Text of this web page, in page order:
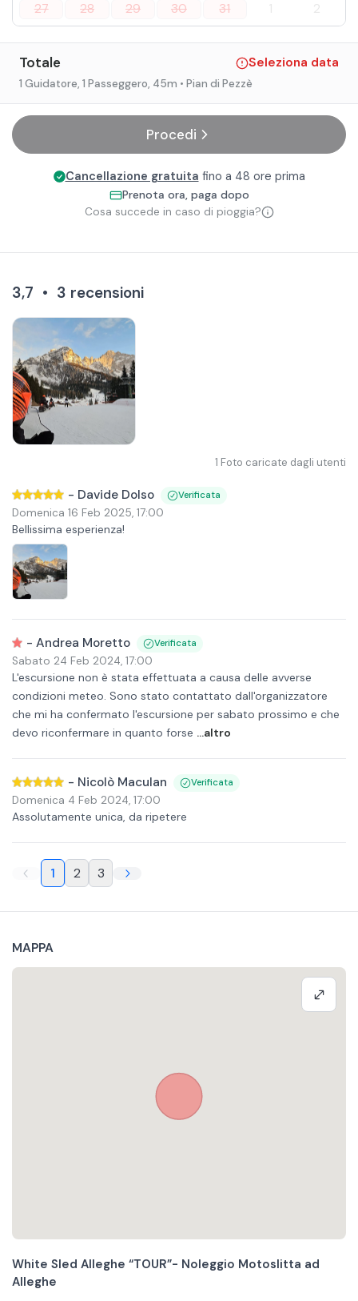
27
28 29 30 31 1 2
Totale Seleziona data
1 Guidatore, 1 Passeggero, 45m • Pian di Pezzè
Procedi
Cancellazione gratuita fino a 48 ore prima
Prenota ora, paga dopo
Cosa succede in caso di pioggia?
3,7 • 3 recensioni
1 Foto caricate dagli utenti
- Davide Dolso Verificata
Domenica 16 Feb 2025, 17:00
Bellissima esperienza!
- Andrea Moretto Verificata
Sabato 24 Feb 2024, 17:00
L'escursione non è stata effettuata a causa delle avverse
condizioni meteo. Sono stato contattato dall'organizzatore
che mi ha confermato l'escursione per sabato prossimo e che
devo riconfermare in quanto forse ...altro
- Nicolò Maculan Verificata
Domenica 4 Feb 2024, 17:00
Assolutamente unica, da ripetere
1 2 3
MAPPA
White Sled Alleghe “TOUR”- Noleggio Motoslitta ad
Alleghe